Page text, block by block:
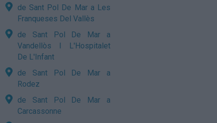
de Sant Pol De Mar a Les
Franqueses Del Vallès
de Sant Pol De Mar a
Vandellòs I L'Hospitalet
De L'Infant
de Sant Pol De Mar a
Rodez
de Sant Pol De Mar a
Carcassonne